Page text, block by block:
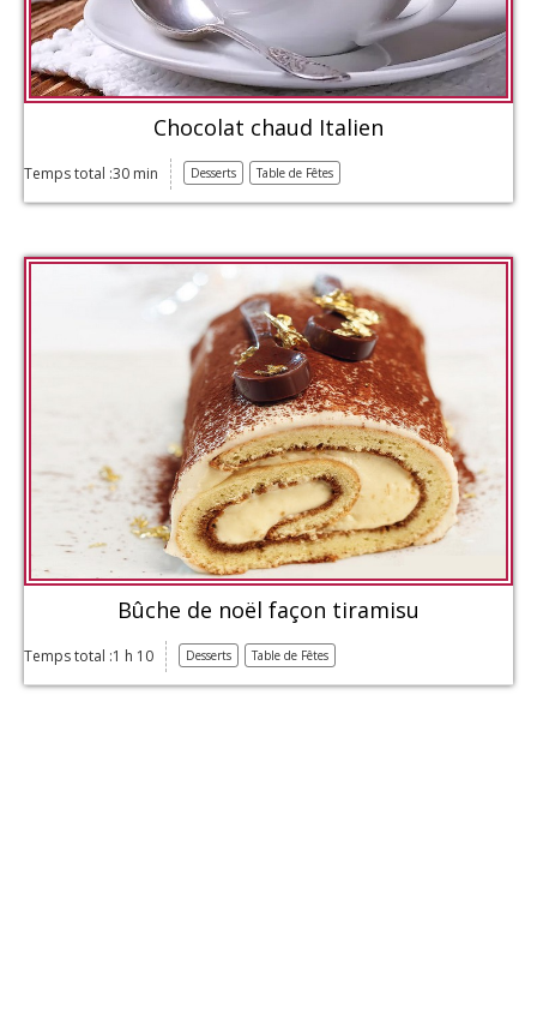
Chocolat chaud Italien
Temps total :30 min Desserts Table de Fêtes
Bûche de noël façon tiramisu
Temps total :1 h 10 Desserts Table de Fêtes